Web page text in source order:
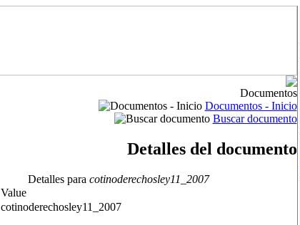
Documentos
Documentos - Inicio
Buscar documento
Detalles del documento
Detalles para cotinoderechosley11_2007
Value
cotinoderechosley11_2007